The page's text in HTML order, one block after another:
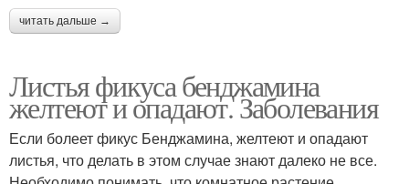
читать дальше →
Листья фикуса бенджамина
желтеют и опадают. Заболевания
Если болеет фикус Бенджамина, желтеют и опадают
листья, что делать в этом случае знают далеко не все.